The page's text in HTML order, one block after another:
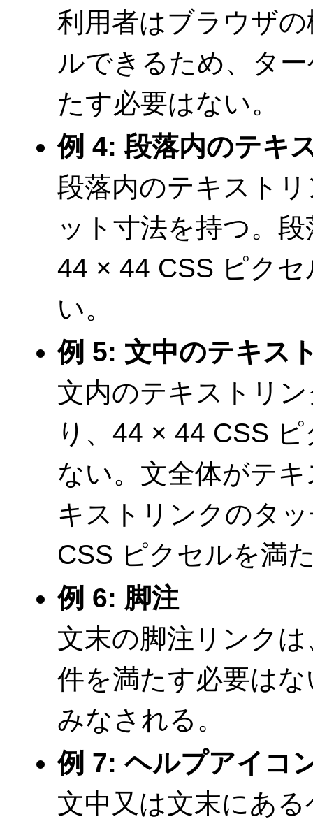
利用者はブラウザ
ルできるため、タ
たす必要はない。
例 4: 段落内のテキ
段落内のテキスト
ット寸法を持つ。
44 × 44 CSS ピク
い。
例 5: 文中のテキス
文内のテキストリ
り、44 × 44 CSS
ない。文全体がテ
キストリンクのタ
CSS ピクセルを満
例 6: 脚注
文末の脚注リンク
件を満たす必要は
みなされる。
例 7: ヘルプアイコ
文中又は文末にあ